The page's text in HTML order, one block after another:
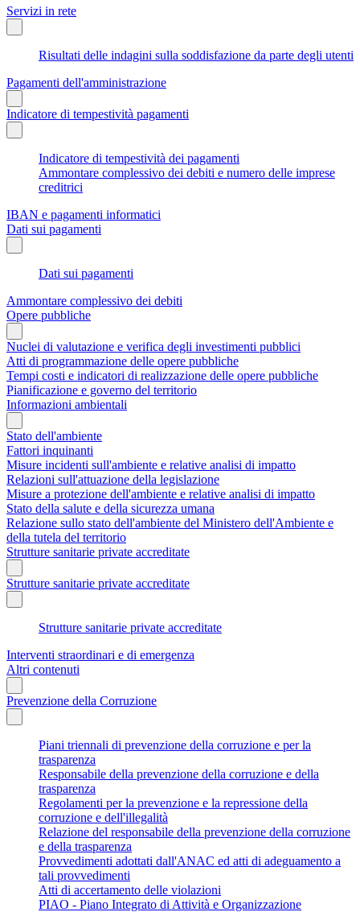
Servizi in rete
Risultati delle indagini sulla soddisfazione da parte degli utenti
Pagamenti dell'amministrazione
Indicatore di tempestività pagamenti
Indicatore di tempestività dei pagamenti
Ammontare complessivo dei debiti e numero delle imprese
creditrici
IBAN e pagamenti informatici
Dati sui pagamenti
Dati sui pagamenti
Ammontare complessivo dei debiti
Opere pubbliche
Nuclei di valutazione e verifica degli investimenti pubblici
Atti di programmazione delle opere pubbliche
Tempi costi e indicatori di realizzazione delle opere pubbliche
Pianificazione e governo del territorio
Informazioni ambientali
Stato dell'ambiente
Fattori inquinanti
Misure incidenti sull'ambiente e relative analisi di impatto
Relazioni sull'attuazione della legislazione
Misure a protezione dell'ambiente e relative analisi di impatto
Stato della salute e della sicurezza umana
Relazione sullo stato dell'ambiente del Ministero dell'Ambiente e
della tutela del territorio
Strutture sanitarie private accreditate
Strutture sanitarie private accreditate
Strutture sanitarie private accreditate
Interventi straordinari e di emergenza
Altri contenuti
Prevenzione della Corruzione
Piani triennali di prevenzione della corruzione e per la
trasparenza
Responsabile della prevenzione della corruzione e della
trasparenza
Regolamenti per la prevenzione e la repressione della
corruzione e dell'illegalità
Relazione del responsabile della prevenzione della corruzione
e della trasparenza
Provvedimenti adottati dall'ANAC ed atti di adeguamento a
tali provvedimenti
Atti di accertamento delle violazioni
PIAO - Piano Integrato di Attività e Organizzazione